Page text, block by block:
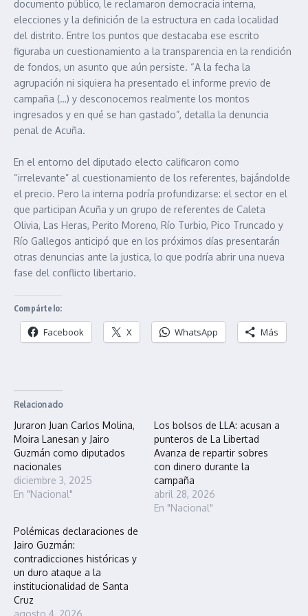
documento público, le reclamaron democracia interna,
elecciones y la definición de la estructura en cada localidad
del distrito. Entre los puntos que destacaba ese escrito
figuraba un cuestionamiento a la transparencia en la rendición
de fondos, un asunto que aún persiste. “A la fecha la
agrupación ni siquiera ha presentado el informe previo de
campaña (…) y desconocemos realmente los montos
ingresados y en qué se han gastado”, detalla la denuncia
penal de Acuña.
En el entorno del diputado electo calificaron como
“irrelevante” al cuestionamiento de los referentes, bajándolde
el precio. Pero la interna podría profundizarse: el sector en el
que participan Acuña y un grupo de referentes de Caleta
Olivia, Las Heras, Perito Moreno, Río Turbio, Pico Truncado y
Río Gallegos anticipó que en los próximos días presentarán
otras denuncias ante la justica, lo que podría abrir una nueva
fase del conflicto libertario.
Compártelo:
Facebook X WhatsApp Más
Relacionado
Juraron Juan Carlos Molina,
Moira Lanesan y Jairo
Guzmán como diputados
nacionales
diciembre 3, 2025
En "Nacional"
Los bolsos de LLA: acusan a
punteros de La Libertad
Avanza de repartir sobres
con dinero durante la
campaña
abril 28, 2026
En "Nacional"
Polémicas declaraciones de
Jairo Guzmán:
contradicciones históricas y
un duro ataque a la
institucionalidad de Santa
Cruz
agosto 4, 2026